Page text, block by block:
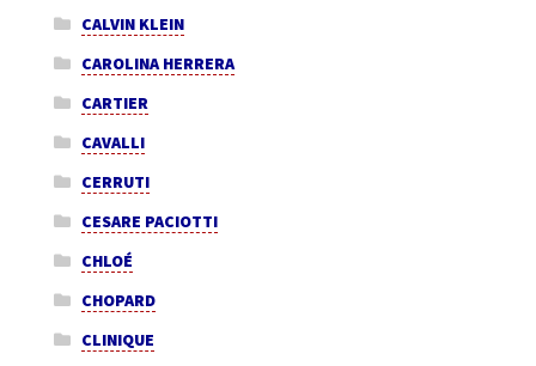
CALVIN KLEIN
CAROLINA HERRERA
CARTIER
CAVALLI
CERRUTI
CESARE PACIOTTI
CHLOÉ
CHOPARD
CLINIQUE